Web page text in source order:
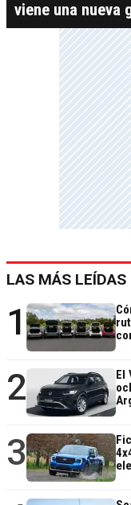
viene una nueva
LAS MÁS LEÍDAS
1
2
El
3